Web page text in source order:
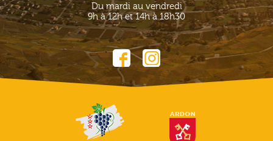
Du mardi au vendredi
9h à 12h et 14h à 18h30